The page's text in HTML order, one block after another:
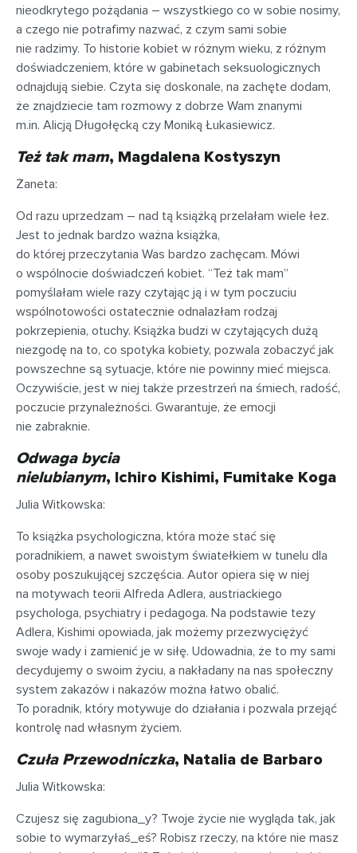
nieodkrytego pożądania – wszystkiego co w sobie nosimy,
a czego nie potrafimy nazwać, z czym sami sobie
nie radzimy. To historie kobiet w różnym wieku, z różnym
doświadczeniem, które w gabinetach seksuologicznych
odnajdują siebie. Czyta się doskonale, na zachęte dodam,
że znajdziecie tam rozmowy z dobrze Wam znanymi
m.in. Alicją Długołęcką czy Moniką Łukasiewicz.
Też tak mam, Magdalena Kostyszyn
Żaneta:
Od razu uprzedzam – nad tą książką przelałam wiele łez.
Jest to jednak bardzo ważna książka,
do której przeczytania Was bardzo zachęcam. Mówi
o wspólnocie doświadczeń kobiet. “Też tak mam”
pomyślałam wiele razy czytając ją i w tym poczuciu
wspólnotowości ostatecznie odnalazłam rodzaj
pokrzepienia, otuchy. Książka budzi w czytających dużą
niezgodę na to, co spotyka kobiety, pozwala zobaczyć jak
powszechne są sytuacje, które nie powinny mieć miejsca.
Oczywiście, jest w niej także przestrzeń na śmiech, radość,
poczucie przynależności. Gwarantuje, że emocji
nie zabraknie.
Odwaga bycia
nielubianym, Ichiro Kishimi, Fumitake Koga
Julia Witkowska:
To książka psychologiczna, która może stać się
poradnikiem, a nawet swoistym światełkiem w tunelu dla
osoby poszukującej szczęścia. Autor opiera się w niej
na motywach teorii Alfreda Adlera, austriackiego
psychologa, psychiatry i pedagoga. Na podstawie tezy
Adlera, Kishimi opowiada, jak możemy przezwyciężyć
swoje wady i zamienić je w siłę. Udowadnia, że to my sami
decydujemy o swoim życiu, a nakładany na nas społeczny
system zakazów i nakazów można łatwo obalić.
To poradnik, który motywuje do działania i pozwala przejąć
kontrolę nad własnym życiem.
Czuła Przewodniczka, Natalia de Barbaro
Julia Witkowska:
Czujesz się zagubiona_y? Twoje życie nie wygląda tak, jak
sobie to wymarzyłaś_eś? Robisz rzeczy, na które nie masz